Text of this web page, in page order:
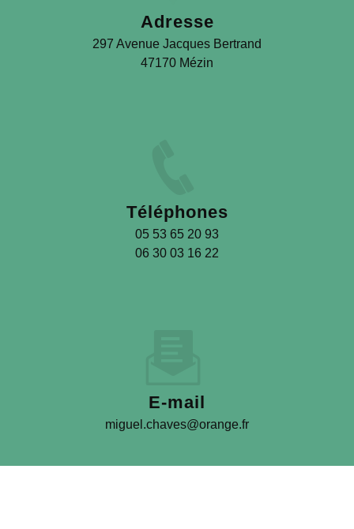
Adresse
297 Avenue Jacques Bertrand
47170 Mézin
Téléphones
05 53 65 20 93
06 30 03 16 22
E-mail
miguel.chaves@orange.fr